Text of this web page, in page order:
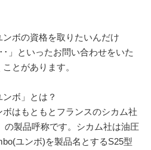
ンボの資格を取りたいんだけ
･」といったお問い合わせをいた
ことがあります。
ンボ」とは？
ボはもともとフランスのシカム社
の製品呼称です。シカム社は油圧
ユンボ)を製品名とするS25型